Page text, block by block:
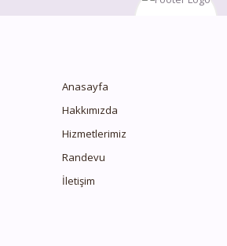
Anasayfa
Hakkımızda
Hizmetlerimiz
Randevu
İletişim